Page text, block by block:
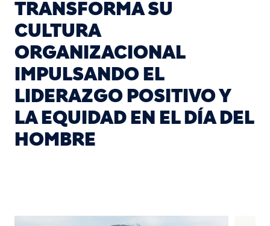
TRANSFORMA SU
CULTURA
ORGANIZACIONAL
IMPULSANDO EL
LIDERAZGO POSITIVO Y
LA EQUIDAD EN EL DÍA DEL
HOMBRE